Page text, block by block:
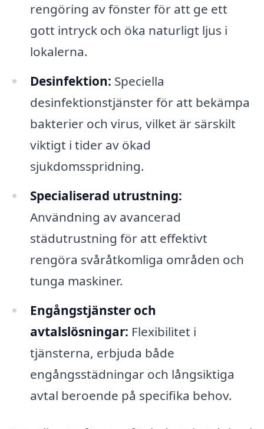
rengöring av fönster för att ge ett
gott intryck och öka naturligt ljus i
lokalerna.
Desinfektion: Speciella
desinfektionstjänster för att bekämpa
bakterier och virus, vilket är särskilt
viktigt i tider av ökad
sjukdomsspridning.
Specialiserad utrustning:
Användning av avancerad
städutrustning för att effektivt
rengöra svåråtkomliga områden och
tunga maskiner.
Engångstjänster och
avtalslösningar: Flexibilitet i
tjänsterna, erbjuda både
engångsstädningar och långsiktiga
avtal beroende på specifika behov.